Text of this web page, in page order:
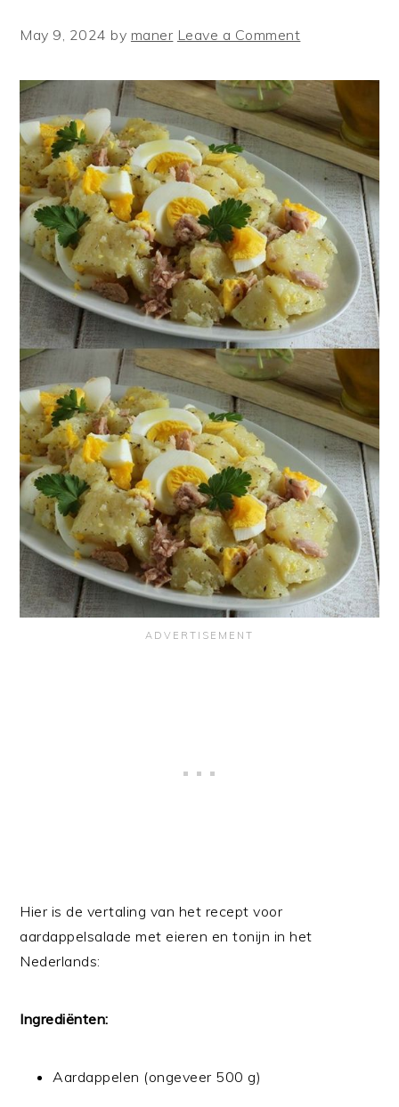
May 9, 2024 by maner Leave a Comment
Hier is de vertaling van het recept voor
aardappelsalade met eieren en tonijn in het
Nederlands:
Ingrediënten:
Aardappelen (ongeveer 500 g)